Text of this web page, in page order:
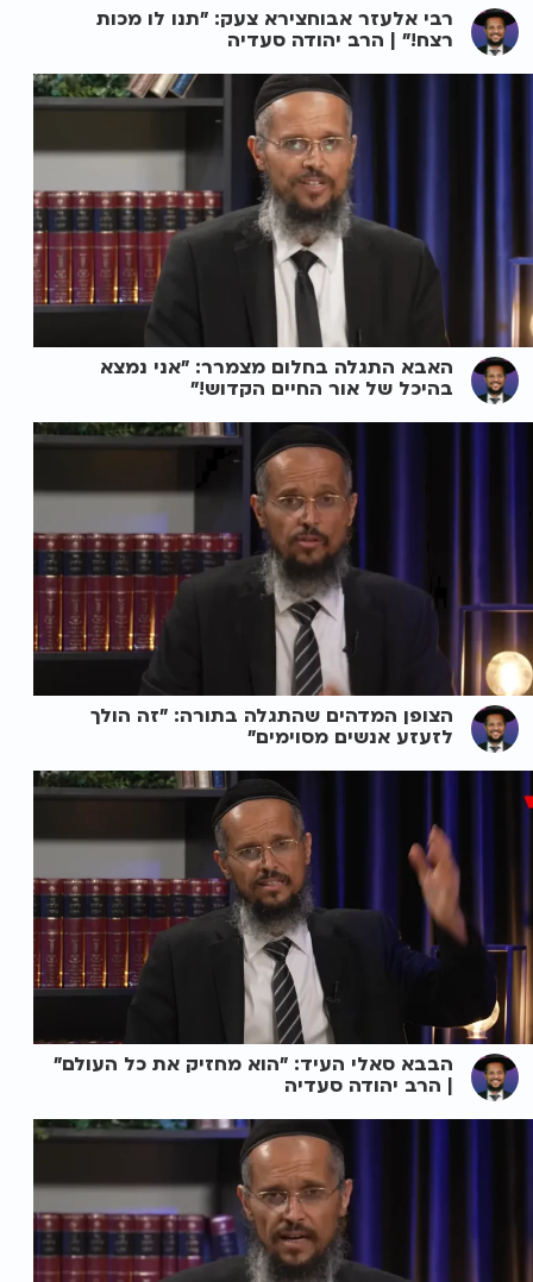
רבי אלעזר אבוחצירא צעק: "תנו לו מכות
רצח!" | הרב יהודה סעדיה
האבא התגלה בחלום מצמרר: "אני נמצא
בהיכל של אור החיים הקדוש!"
הצופן המדהים שהתגלה בתורה: "זה הולך
לזעזע אנשים מסוימים"
הבבא סאלי העיד: "הוא מחזיק את כל העולם"
| הרב יהודה סעדיה